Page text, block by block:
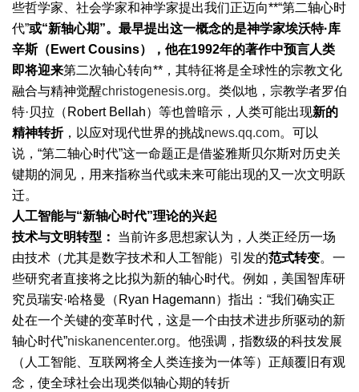
些哲学家、社会学家和神学家提出我们正迈向**“第二轴心时
代”或“新轴心期”。最早提出这一概念的是神学家埃沃特·库
辛斯（Ewert Cousins），他在1992年的著作中预言人类
即将迎来第二次轴心转向**，其特征将是全球性的宗教文化
融合与精神觉醒christogenesis.org。类似地，宗教学者罗伯
特·贝拉（Robert Bellah）等也曾暗示，人类可能出现新的
精神转折，以应对现代世界的挑战news.qq.com。可以
说，“第二轴心时代”这一命题正是借鉴雅斯贝尔斯对历史关
键期的洞见，用来指称当代或未来可能出现的又一次文明跃
迁。
人工智能与“新轴心时代”理论的兴起
技术与文明转型：
当前许多思想家认为，人类正经历一场
由技术（尤其是数字技术和人工智能）引发的范式转变。一
些研究者直接将之比拟为新的轴心时代。例如，美国智库研
究员瑞安·哈格曼（Ryan Hagemann）指出：“我们确实正
处在一个关键的变革时代，这是一个由技术进步所驱动的新
轴心时代”niskanencenter.org。他强调，指数级的科技发展
（人工智能、互联网将全人类连接为一体等）正颠覆旧有观
念，使全球社会出现类似轴心期的转折